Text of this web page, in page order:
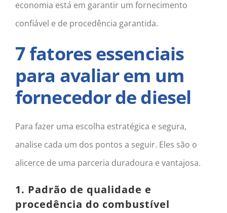
economia está em garantir um fornecimento
confiável e de procedência garantida.
7 fatores essenciais
para avaliar em um
fornecedor de diesel
Para fazer uma escolha estratégica e segura,
analise cada um dos pontos a seguir. Eles são o
alicerce de uma parceria duradoura e vantajosa.
1. Padrão de qualidade e
procedência do combustível